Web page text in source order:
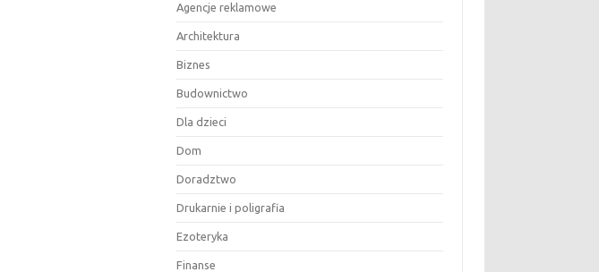
Agencje reklamowe
Architektura
Biznes
Budownictwo
Dla dzieci
Dom
Doradztwo
Drukarnie i poligrafia
Ezoteryka
Finanse